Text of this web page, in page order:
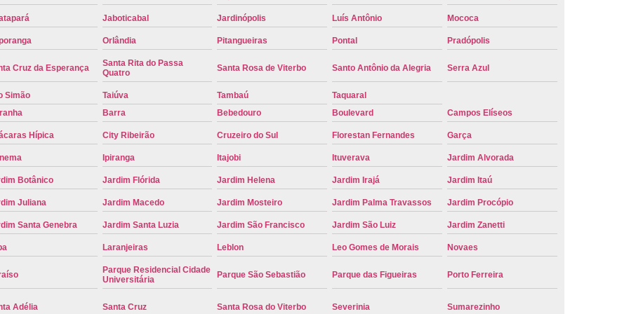
Placa de Carro Cinza
Placa de Carro Oficial
Placa de um Carro
Placa de um Carro Cravinhos
Placa de um Carro Ribeirão Preto
Placa Nova Carro
Placa Preta de Carro
Placa Verde no Carro
Placa Vermelha de Carro
Placa de Identificação Veicular
Placa Veicular Azul
Placa Veicular Cinza
Placa Veicular Cravinhos
Placa Veicular Mercosul
Placa Veicular Nova
Placa Veicular Preta
Placa Veicular Ribeirão Preto
Placa Veicular Verde
Placa Veicular Vermelha
Reforma de Placa Automotiva
Reforma de Placa Automotiva Cravinhos
Reforma de Placa Automotiva Ribeirão Preto
Reforma de Placa Carro
Reforma de Placa Veicular
Reforma Placa Automotiva
Reforma Placa Carro
Reforma Placa Veicular
Reformar Placa de Veículo
Serviço de Reforma de Placa Automotiva
Serviço de Reforma de Placa Veicular
Serviço de Reforma Placa Veicular
Troca de Placa
Troca de Placa Carro
Jaboticabal Jardinópolis Luís Antônio Mococa
Orlândia Pitangueiras Pontal Pradópolis
Cruz da Esperança
Santa Rita do Passa
Quatro
Santa Rosa de Viterbo Santo Antônio da Alegria Serra Azul
Simão Taiúva Tambaú
Taquaral
Barra Bebedouro Boulevard Campos Elíseos
Hípica City Ribeirão Cruzeiro do Sul Florestan Fernandes Garça
Ipiranga Itajobi Ituverava Jardim Alvorada
Botânico Jardim Flórida Jardim Helena Jardim Irajá Jardim Itaú
Juliana Jardim Macedo Jardim Mosteiro Jardim Palma Travassos Jardim Procópio
Santa Genebra Jardim Santa Luzia Jardim São Francisco Jardim São Luiz Jardim Zanetti
Laranjeiras Leblon Leo Gomes de Morais Novaes
Parque Residencial Cidade
Universitária
Parque São Sebastião Parque das Figueiras Porto Ferreira
Adélia Santa Cruz Santa Rosa do Viterbo Severinia Sumarezinho